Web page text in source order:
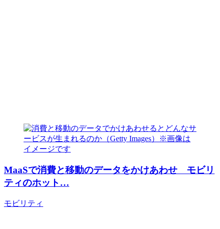
MaaSで消費と移動のデータをかけあわせ モビリ
ティのホット…
モビリティ